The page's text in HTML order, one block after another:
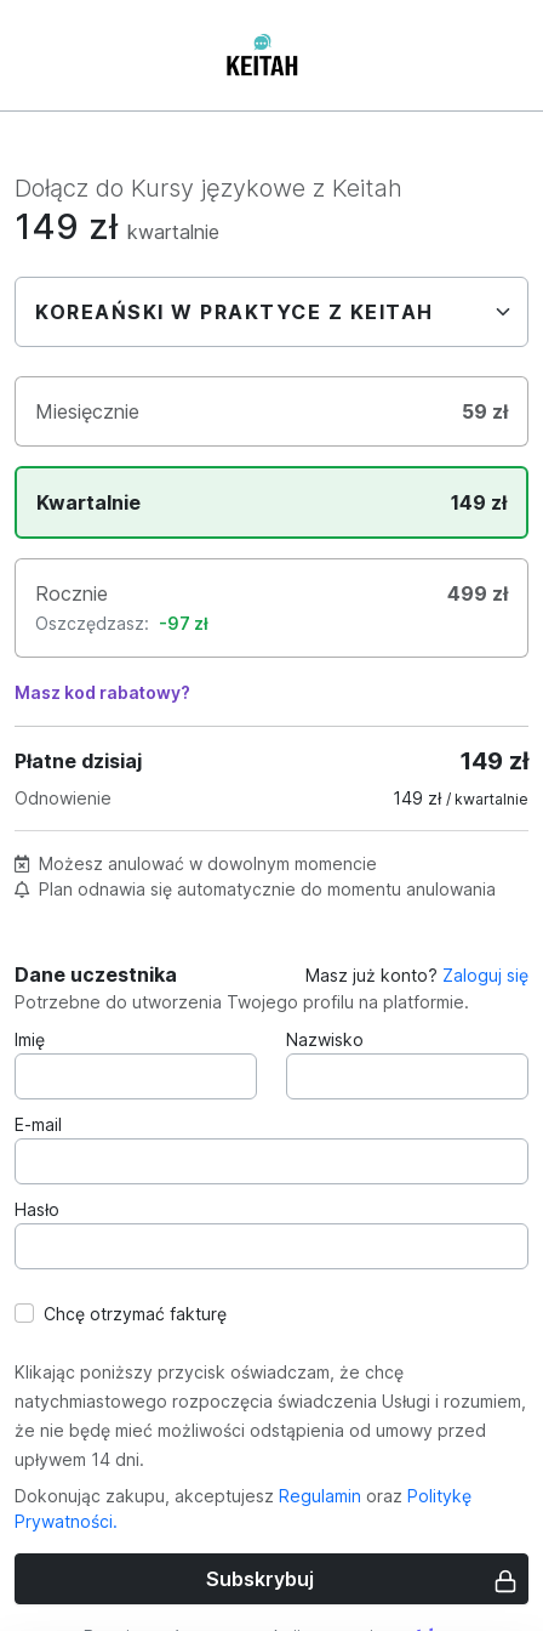
Dołącz do Kursy językowe z Keitah
149 zł kwartalnie
Miesięcznie 59 zł
Kwartalnie 149 zł
Rocznie
Oszczędzasz: -97 zł
499 zł
Masz kod rabatowy?
Płatne dzisiaj 149 zł
Odnowienie 149 zł / kwartalnie
Możesz anulować w dowolnym momencie
Plan odnawia się automatycznie do momentu anulowania
Dane uczestnika Masz już konto? Zaloguj się
Potrzebne do utworzenia Twojego profilu na platformie.
Imię
Nazwisko
E-mail
Hasło
Chcę otrzymać fakturę
Klikając poniższy przycisk oświadczam, że chcę
natychmiastowego rozpoczęcia świadczenia Usługi i rozumiem,
że nie będę mieć możliwości odstąpienia od umowy przed
upływem 14 dni.
Dokonując zakupu, akceptujesz Regulamin oraz Politykę
Prywatności.
Subskrybuj